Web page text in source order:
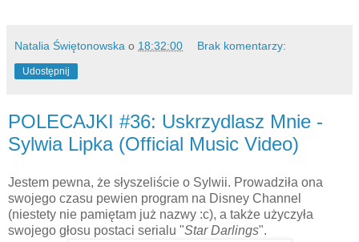
Natalia Świętonowska o 18:32:00 Brak komentarzy:
Udostępnij
POLECAJKI #36: Uskrzydlasz Mnie -
Sylwia Lipka (Official Music Video)
Jestem pewna, że słyszeliście o Sylwii. Prowadziła ona
swojego czasu pewien program na Disney Channel
(niestety nie pamiętam już nazwy :c), a także użyczyła
swojego głosu postaci serialu "Star Darlings".